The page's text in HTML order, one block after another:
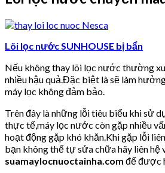
Lõi lọc nước SUNHOUSE bị bẩn
Nếu không thay lõi lọc nước thường
nhiều hậu quả.Đặc biệt là sẽ làm
máy lọc không đảm bảo.
Trên đây là những lỗi tiêu biểu khi sử
thực tế,máy lọc nước còn gặp nhiều
hoạt động gặp khó khăn.Khi gặp lỗi
bạn không thể tự sửa chữa hãy liên hệ
suamaylocnuoctainha.com để được